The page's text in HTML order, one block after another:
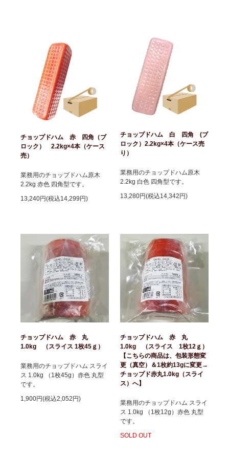
チョップドハム 赤 四角（ブ
ロック） 2.2kg×4本（ケース
売）
業務用のチョップドハム原木
2.2kg 赤色 四角型です。
13,240円(税込14,299円)
チョップドハム 白 四角 (ブ
ロック）2.2kg×4本（ケース売
り）
業務用のチョップドハム原木
2.2kg 白色 四角型です。
13,280円(税込14,342円)
チョップドハム 赤 丸
1.0kg （スライス 1枚45ｇ）
業務用のチョップドハム スライ
ス 1.0kg （1枚45g）赤色 丸型
です。
1,900円(税込2,052円)
チョップドハム 赤 丸
1.0kg （スライス 1枚12ｇ）
【こちらの商品は、包装形態変
更（真空）＆1枚約13gに変更→
チョップド赤丸1.0kg（スライ
ス）へ】
業務用のチョップドハム スライ
ス 1.0kg （1枚12g）赤色 丸型
です。
SOLD OUT